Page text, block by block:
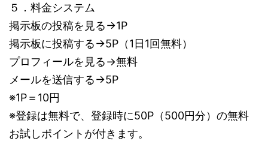
５．料金システム
掲示板の投稿を見る→1P
掲示板に投稿する→5P（1日1回無料）
プロフィールを見る→無料
メールを送信する→5P
※1P＝10円
※登録は無料で、登録時に50P（500円分）の無料
お試しポイントが付きます。